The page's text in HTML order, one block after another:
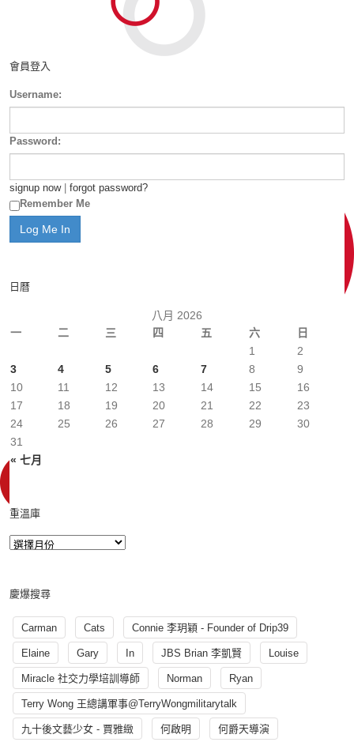
會員登入
Username:
Password:
signup now| forgot password?
Remember Me
日曆
八月 2026
一
二 三 四 五 六 日
« 七月
1
2
3
4 5 6 7 8
9
10
11 12 13 14 15
16
17
18 19 20 21 22
23
24
25 26 27 28 29
30
31
重溫庫
慶爆搜尋
Carman Cats Connie 李玥穎 - Founder of Drip39
Elaine Gary In JBS Brian 李凱賢 Louise
Miracle 社交力學培訓導師 Norman Ryan
Terry Wong 王總講軍事@TerryWongmilitarytalk
九十後文藝少女 - 賈雅緻 何啟明 何爵天導演